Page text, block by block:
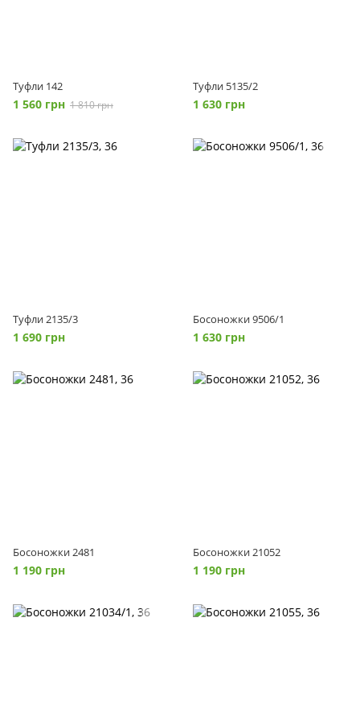
Туфли 142
1 560 грн 1 810 грн
Туфли 5135/2
1 630 грн
Туфли 2135/3
1 690 грн
Босоножки 9506/1
1 630 грн
Босоножки 2481
1 190 грн
Босоножки 21052
1 190 грн